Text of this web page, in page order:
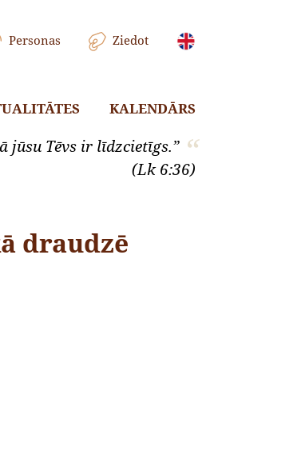
Personas Ziedot
KALENDĀRS
jūsu Tēvs ir līdzcietīgs.”
(Lk 6:36)
draudzē